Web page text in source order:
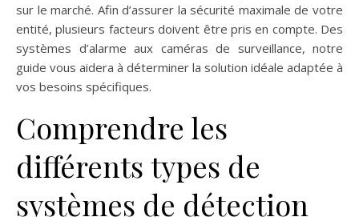
sur le marché. Afin d’assurer la sécurité maximale de votre
entité, plusieurs facteurs doivent être pris en compte. Des
systèmes d’alarme aux caméras de surveillance, notre
guide vous aidera à déterminer la solution idéale adaptée à
vos besoins spécifiques.
Comprendre les
différents types de
systèmes de détection